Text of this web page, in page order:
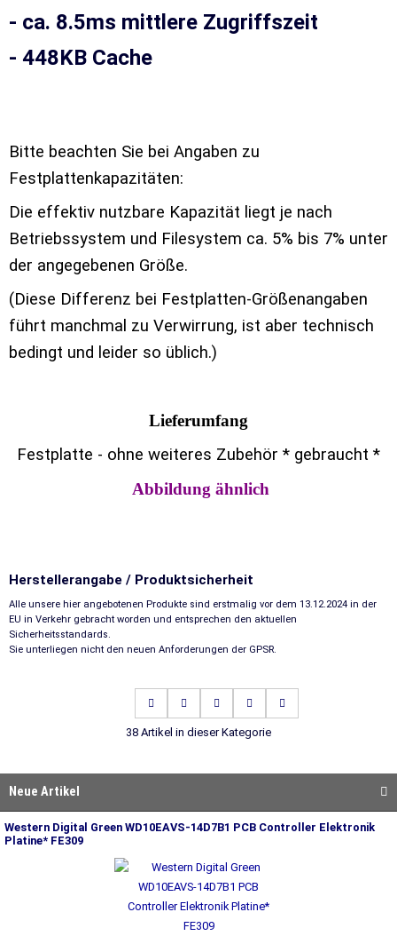
- ca. 8.5ms mittlere Zugriffszeit
- 448KB Cache
Bitte beachten Sie bei Angaben zu
Festplattenkapazitäten:
Die effektiv nutzbare Kapazität liegt je nach
Betriebssystem und Filesystem ca. 5% bis 7% unter
der angegebenen Größe.
(Diese Differenz bei Festplatten-Größenangaben
führt manchmal zu Verwirrung, ist aber technisch
bedingt und leider so üblich.)
Lieferumfang
Festplatte - ohne weiteres Zubehör * gebraucht *
Abbildung ähnlich
Herstellerangabe / Produktsicherheit
Alle unsere hier angebotenen Produkte sind erstmalig vor dem 13.12.2024 in der
EU in Verkehr gebracht worden und entsprechen den aktuellen
Sicherheitsstandards.
Sie unterliegen nicht den neuen Anforderungen der GPSR.
38 Artikel in dieser Kategorie
Neue Artikel
Western Digital Green WD10EAVS-14D7B1 PCB Controller Elektronik
Platine* FE309